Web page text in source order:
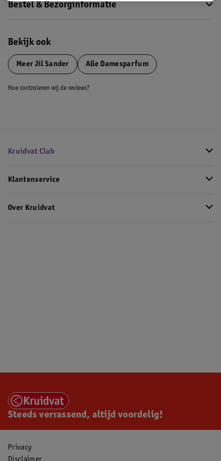
Bestel & Bezorginformatie
Bekijk ook
Meer Jil Sander Alle Damesparfum
Hoe controleren wij de reviews?
Kruidvat Club
Klantenservice
Over Kruidvat
Steeds verrassend, altijd voordelig!
Privacy